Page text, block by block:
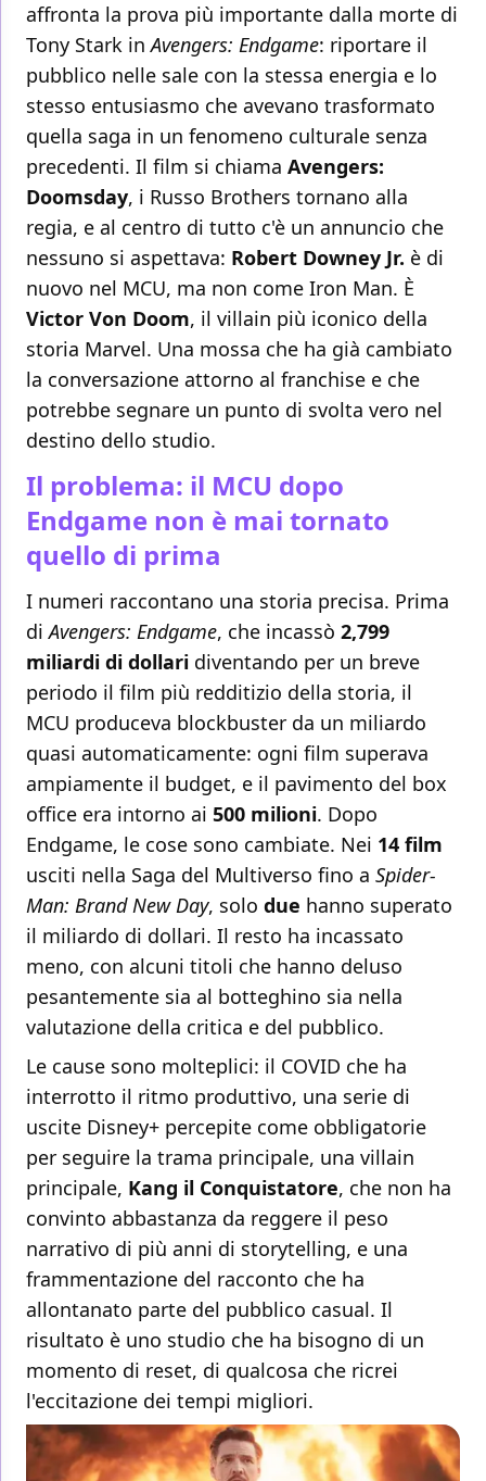
affronta la prova più importante dalla morte di
Tony Stark inAvengers: Endgame: riportare il
pubblico nelle sale con la stessa energia e lo
stesso entusiasmo che avevano trasformato
quella saga in un fenomeno culturale senza
precedenti. Il film si chiama Avengers:
Doomsday, i Russo Brothers tornano alla
regia, e al centro di tutto c'è un annuncio che
nessuno si aspettava: Robert Downey Jr. è di
nuovo nel MCU, ma non come Iron Man. È
Victor Von Doom, il villain più iconico della
storia Marvel. Una mossa che ha già cambiato
la conversazione attorno al franchise e che
potrebbe segnare un punto di svolta vero nel
destino dello studio.
Il problema: il MCU dopo
Endgame non è mai tornato
quello di prima
I numeri raccontano una storia precisa. Prima
diAvengers: Endgame, che incassò 2,799
miliardi di dollari diventando per un breve
periodo il film più redditizio della storia, il
MCU produceva blockbuster da un miliardo
quasi automaticamente: ogni film superava
ampiamente il budget, e il pavimento del box
office era intorno ai 500 milioni. Dopo
Endgame, le cose sono cambiate. Nei 14 film
usciti nella Saga del Multiverso fino a Spider-
Man: Brand New Day, solo due hanno superato
il miliardo di dollari. Il resto ha incassato
meno, con alcuni titoli che hanno deluso
pesantemente sia al botteghino sia nella
valutazione della critica e del pubblico.
Le cause sono molteplici: il COVID che ha
interrotto il ritmo produttivo, una serie di
uscite Disney+ percepite come obbligatorie
per seguire la trama principale, una villain
principale, Kang il Conquistatore, che non ha
convinto abbastanza da reggere il peso
narrativo di più anni di storytelling, e una
frammentazione del racconto che ha
allontanato parte del pubblico casual. Il
risultato è uno studio che ha bisogno di un
momento di reset, di qualcosa che ricrei
l'eccitazione dei tempi migliori.